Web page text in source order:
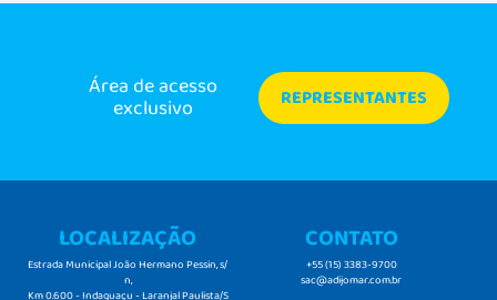
Área de acesso
exclusivo REPRESENTANTES
LOCALIZAÇÃO
Estrada Municipal João Hermano Pessin, s/
n,
Km 0.600 - Indaguaçu - Laranjal Paulista/S
CONTATO
+55 (15) 3383-9700
sac@adijomar.com.br